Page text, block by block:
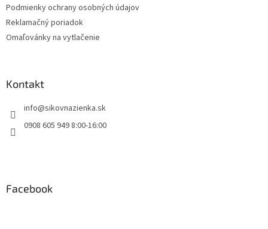
Podmienky ochrany osobných údajov
Reklamačný poriadok
Omaľovánky na vytlačenie
Kontakt
info@sikovnazienka.sk
0908 605 949 8:00-16:00
Facebook